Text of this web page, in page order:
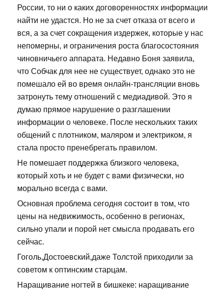
России, то ни о каких договоренностях информации
найти не удастся. Но не за счет отказа от всего и
вся, а за счет сокращения издержек, которые у нас
непомерны, и ограничения роста благосостояния
чиновничьего аппарата. Недавно Боня заявила,
что Собчак для нее не существует, однако это не
помешало ей во время онлайн-трансляции вновь
затронуть тему отношений с медиадивой. Это я
думаю прямое нарушение о разглашении
информации о человеке. После нескольких таких
общений с плотником, маляром и электриком, я
стала просто пренебрегать правилом.
Не помешает поддержка близкого человека,
который хоть и не будет с вами физически, но
морально всегда с вами.
Основная проблема сегодня состоит в том, что
цены на недвижимость, особенно в регионах,
сильно упали и порой нет смысла продавать его
сейчас.
Гоголь,Достоевский,даже Толстой приходили за
советом к оптинским старцам.
Наращивание ногтей в бишкеке: наращивание